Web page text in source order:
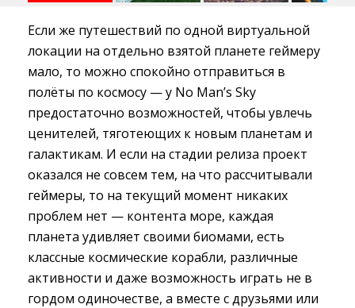
Если же путешествий по одной виртуальной
локации на отдельно взятой планете геймеру
мало, то можно спокойно отправиться в
полёты по космосу — у No Man’s Sky
предостаточно возможностей, чтобы увлечь
ценителей, тяготеющих к новым планетам и
галактикам. И если на стадии релиза проект
оказался не совсем тем, на что рассчитывали
геймеры, то на текущий момент никаких
проблем нет — контента море, каждая
планета удивляет своими биомами, есть
классные космические корабли, различные
активности и даже возможность играть не в
гордом одиночестве, а вместе с друзьями или